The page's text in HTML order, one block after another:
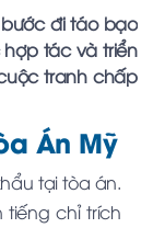
đi táo bạo
tác và triển
tranh chấp
Án Mỹ
tại tòa án.
tiếng chỉ trích